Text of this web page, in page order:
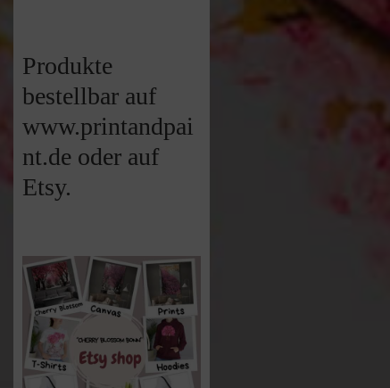
Produkte
bestellbar auf
www.printandpai
nt.de oder auf
Etsy.